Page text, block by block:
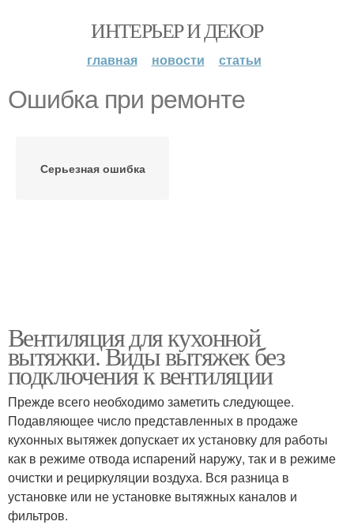
ИНТЕРЬЕР И ДЕКОР
главная новости статьи
Ошибка при ремонте
Серьезная ошибка
Вентиляция для кухонной
вытяжки. Виды вытяжек без
подключения к вентиляции
Прежде всего необходимо заметить следующее.
Подавляющее число представленных в продаже
кухонных вытяжек допускает их установку для работы
как в режиме отвода испарений наружу, так и в режиме
очистки и рециркуляции воздуха. Вся разница в
установке или не установке вытяжных каналов и
фильтров.